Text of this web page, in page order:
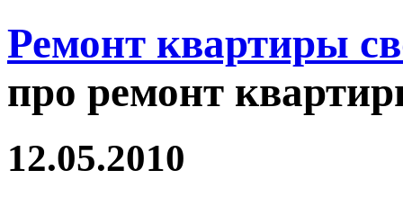
Ремонт квартиры
про ремонт
12.05.2010